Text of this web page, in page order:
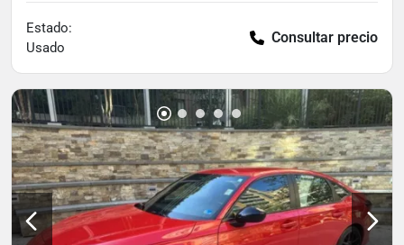
Estado:
Usado
Consultar precio